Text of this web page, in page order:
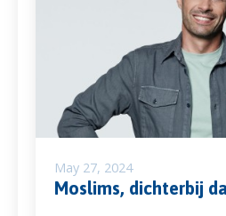
May 27, 2024
Moslims, dichterbij